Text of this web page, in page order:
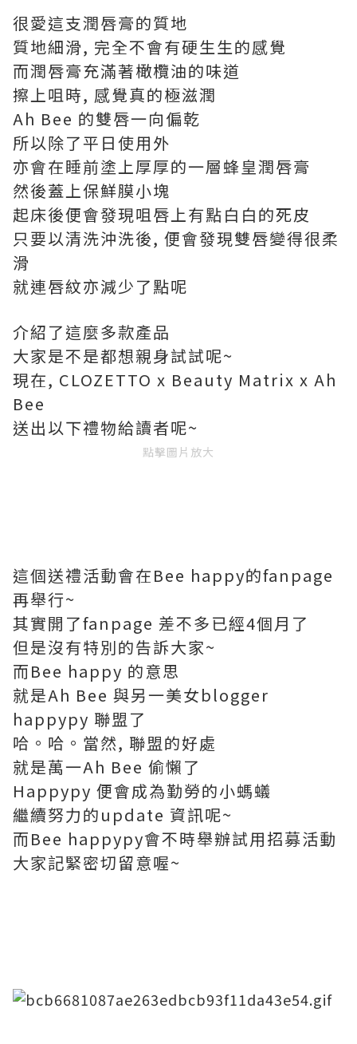
很愛這支潤唇膏的質地
質地細滑, 完全不會有硬生生的感覺
而潤唇膏充滿著橄欖油的味道
擦上咀時, 感覺真的極滋潤
Ah Bee 的雙唇一向偏乾
所以除了平日使用外
亦會在睡前塗上厚厚的一層蜂皇潤唇膏
然後蓋上保鮮膜小塊
起床後便會發現咀唇上有點白白的死皮
只要以清洗沖洗後, 便會發現雙唇變得很柔
滑
就連唇紋亦減少了點呢
介紹了這麼多款產品
大家是不是都想親身試試呢~
現在, CLOZETTO x Beauty Matrix x Ah
Bee
送出以下禮物給讀者呢~
點擊圖片放大
這個送禮活動會在Bee happy的fanpage
再舉行~
其實開了fanpage 差不多已經4個月了
但是沒有特別的告訴大家~
而Bee happy 的意思
就是Ah Bee 與另一美女blogger
happypy 聯盟了
哈。哈。當然, 聯盟的好處
就是萬一Ah Bee 偷懶了
Happypy 便會成為勤勞的小螞蟻
繼續努力的update 資訊呢~
而Bee happypy會不時舉辦試用招募活動
大家記緊密切留意喔~